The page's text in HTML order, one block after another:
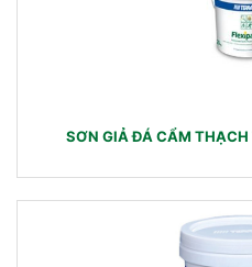
SƠN GIẢ ĐÁ CẨM THẠCH